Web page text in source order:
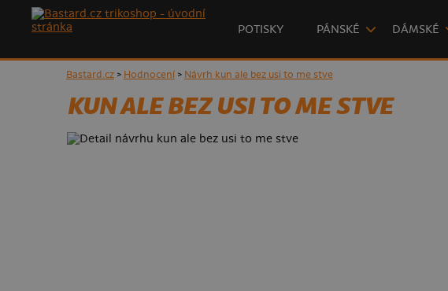
POTISKY PÁNSKÉ DÁMSKÉ
Bastard.cz> Hodnocení> Návrh kun ale bez usi to me stve
KUN ALE BEZ USI TO ME STVE